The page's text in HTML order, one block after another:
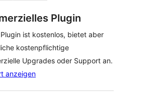
Plugin
Plugin ist kostenlos, bietet aber
kostenpflichtige
Upgrades oder Support an.
anzeigen